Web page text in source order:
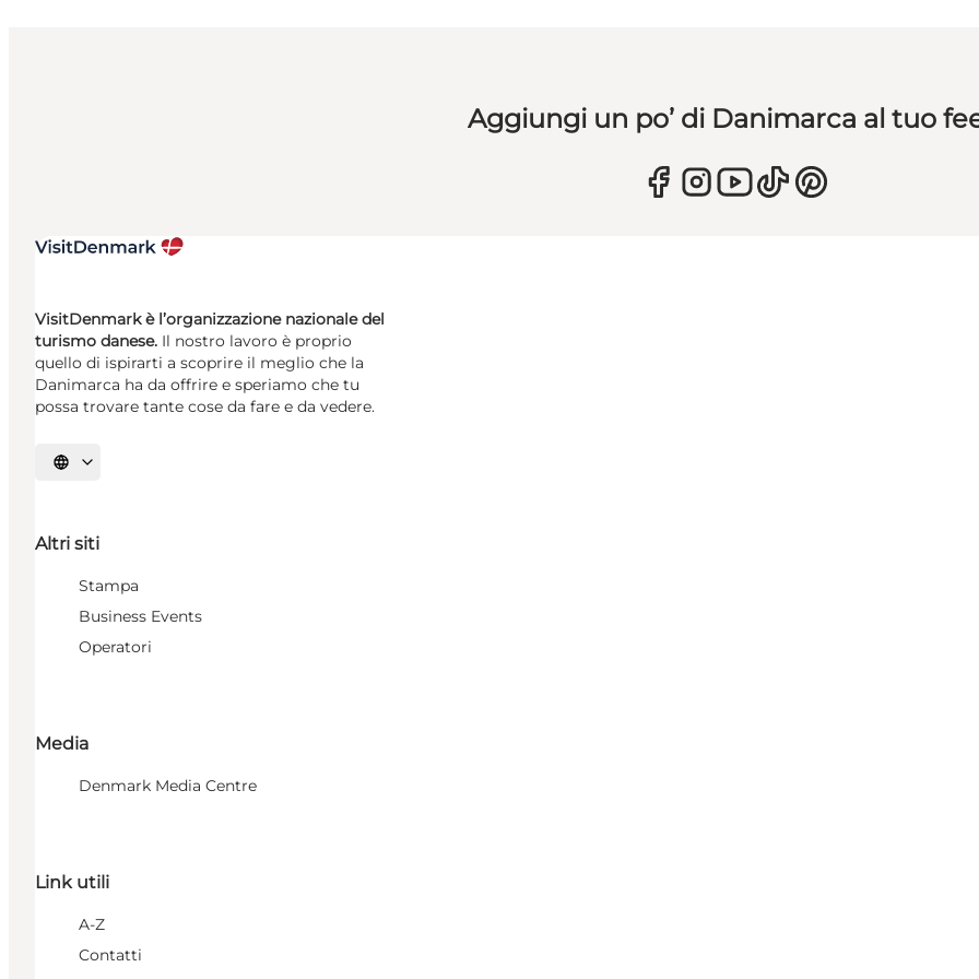
Aggiungi un po’ di Danimarca al tuo
VisitDenmark è l’organizzazione nazionale del
turismo danese. Il nostro lavoro è proprio
quello di ispirarti a scoprire il meglio che la
Danimarca ha da offrire e speriamo che tu
possa trovare tante cose da fare e da vedere.
Seleziona la lingua
Altri siti
Stampa
Business Events
Operatori
Media
Denmark Media Centre
Link utili
A-Z
Contatti